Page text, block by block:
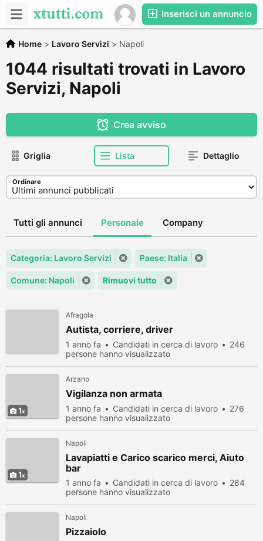
Inserisci un annuncio
Home > Lavoro Servizi > Napoli
1044 risultati trovati in Lavoro
Servizi, Napoli
Crea avviso
Griglia Lista Dettaglio
Ordinare
Tutti gli annunci Personale Company
Categoria: Lavoro Servizi Paese: Italia
Comune: Napoli Rimuovi tutto
Afragola
Autista, corriere, driver
1 anno fa Candidati in cerca di lavoro
246
persone hanno visualizzato
1
Arzano
Vigilanza non armata
1 anno fa Candidati in cerca di lavoro
276
persone hanno visualizzato
1
Napoli
Lavapiatti e Carico scarico merci, Aiuto
bar
1 anno fa Candidati in cerca di lavoro
284
persone hanno visualizzato
Napoli
Pizzaiolo